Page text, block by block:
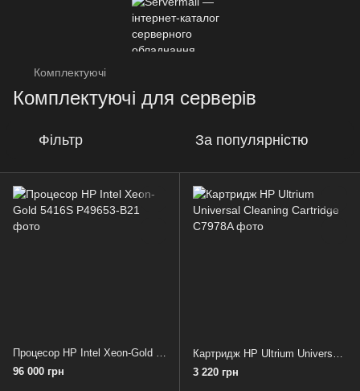
Комплектуючі
Комплектуючі для серверів
Фільтр За популярністю
Процесор HP Intel Xeon-Gold 5416S
96 000 грн
Картридж HP Ultrium Universal Cleaning Cartridge
3 220 грн